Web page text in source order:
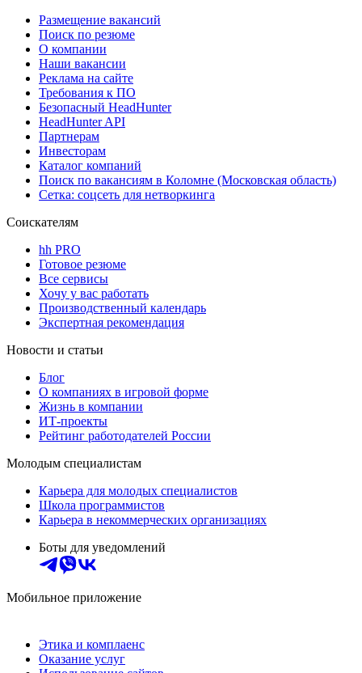
Размещение вакансий
Поиск по резюме
О компании
Наши вакансии
Реклама на сайте
Требования к ПО
Безопасный HeadHunter
HeadHunter API
Партнерам
Инвесторам
Каталог компаний
Поиск по вакансиям в Коломне (Московская область)
Сетка: соцсеть для нетворкинга
Соискателям
hh PRO
Готовое резюме
Все сервисы
Хочу у вас работать
Производственный календарь
Экспертная рекомендация
Новости и статьи
Блог
О компаниях в игровой форме
Жизнь в компании
ИТ-проекты
Рейтинг работодателей России
Молодым специалистам
Карьера для молодых специалистов
Школа программистов
Карьера в некоммерческих организациях
Боты для уведомлений
Мобильное приложение
Этика и комплаенс
Оказание услуг